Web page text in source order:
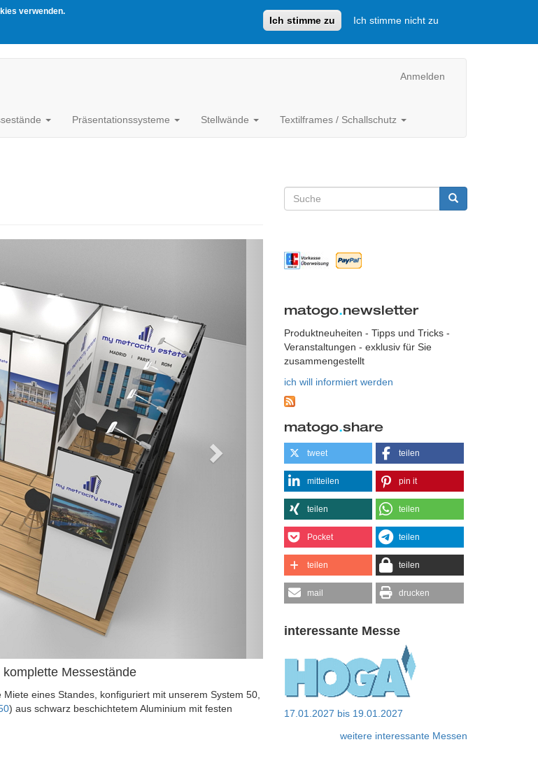
verwenden.
Ich stimme zu Ich stimme nicht zu
Anmelden
Präsentationssysteme Stellwände Textilframes / Schallschutz
Messestände
eines Standes, konfiguriert mit unserem System 50,
) aus schwarz beschichtetem Aluminium mit festen
Suchformular
matogo.newsletter
Produktneuheiten - Tipps und Tricks -
Veranstaltungen - exklusiv für Sie
zusammengestellt
ich will informiert werden
matogo.share
tweet teilen
mitteilen pin it
teilen teilen
Pocket teilen
teilen teilen
mail drucken
interessante Messe
17.01.2027 bis 19.01.2027
weitere interessante Messen